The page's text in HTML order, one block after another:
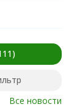
Все новости